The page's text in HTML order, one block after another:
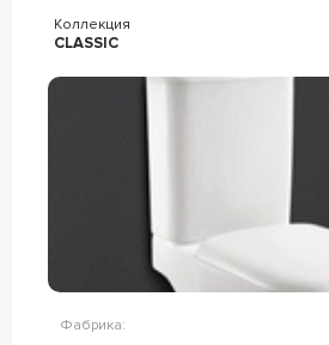
Коллекция
CLASSIC
Фабрика: